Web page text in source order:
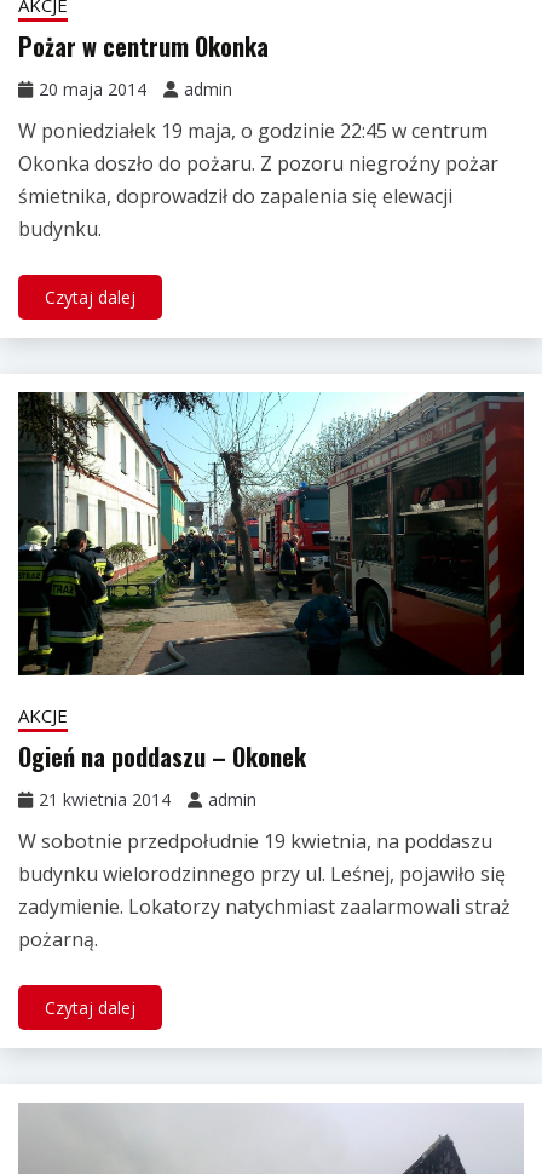
Pożar w centrum Okonka
20 maja 2014 admin
W poniedziałek 19 maja, o godzinie 22:45 w centrum
Okonka doszło do pożaru. Z pozoru niegroźny pożar
śmietnika, doprowadził do zapalenia się elewacji
budynku.
Czytaj dalej
AKCJE
Ogień na poddaszu – Okonek
21 kwietnia 2014 admin
W sobotnie przedpołudnie 19 kwietnia, na poddaszu
budynku wielorodzinnego przy ul. Leśnej, pojawiło się
zadymienie. Lokatorzy natychmiast zaalarmowali straż
pożarną.
Czytaj dalej